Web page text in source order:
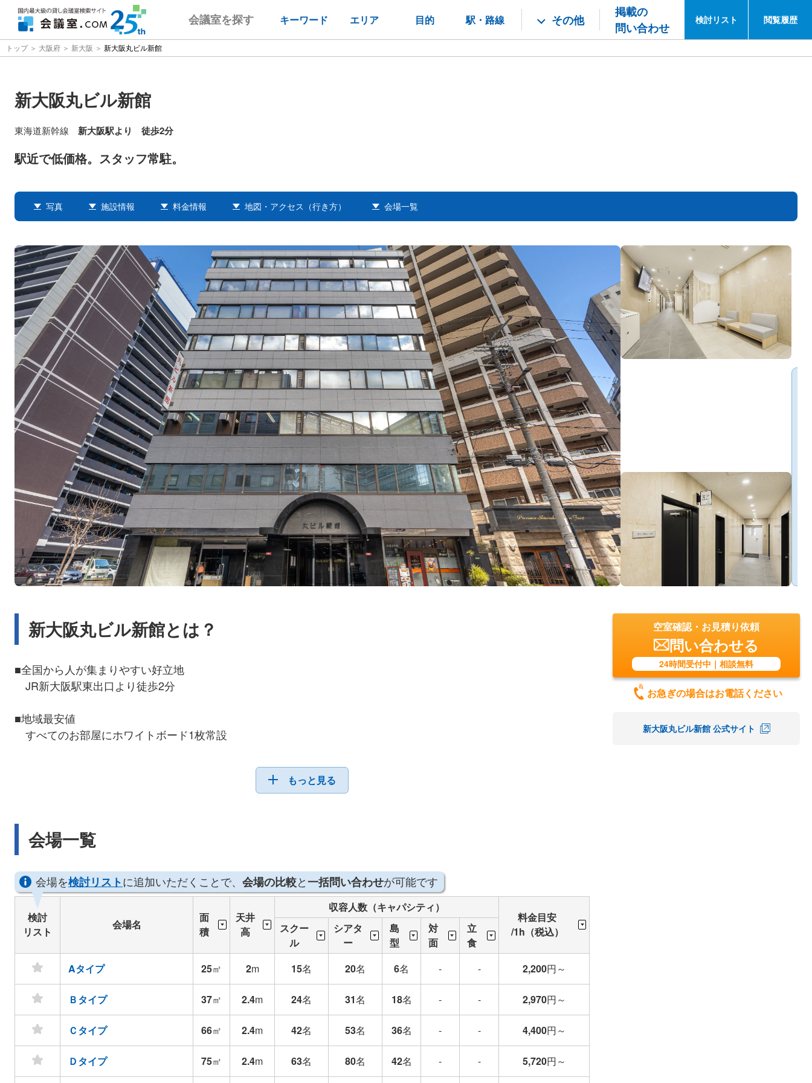
会議室を探す キーワード エリア 目的 駅・路線 その他
掲載の
問い合わせ
検討リスト 閲覧履歴
トップ 大阪府 新大阪 新大阪丸ビル新館
新大阪丸ビル新館
東海道新幹線 新大阪駅より 徒歩2分
駅近で低価格。スタッフ常駐。
写真 施設情報 料金情報 地図・アクセス（行き方） 会場一覧
新大阪丸ビル新館とは？
■全国から人が集まりやすい好立地
JR新大阪駅東出口より徒歩2分
■地域最安値
すべてのお部屋にホワイトボード1枚常設
7タイプ32会場をご用意。小会議から説明会まであらゆる催事に対応可能
当日備品追加等もすぐに対応可能
もっと見る
会場一覧
会場を検討リストに追加いただくことで、 会場の比較と一括問い合わせが可能です
検討
リスト
会場名
面
積
天井
高
収容人数（キャパシティ）
料金目安
/1h（税込）
スクー
ル
シアタ
ー
島
型
対
面
立
食
Aタイプ
25㎡ 2m 15名 20名 6名 - - 2,200円～
Ｂタイプ 37㎡ 2.4m 24名 31名 18名 - - 2,970円～
Ｃタイプ 66㎡ 2.4m 42名 53名 36名 - - 4,400円～
Ｄタイプ 75㎡ 2.4m 63名 80名 42名 - - 5,720円～
空室確認・お見積り依頼
問い合わせる
24時間受付中｜相談無料
お急ぎの場合はお電話ください
新大阪丸ビル新館 公式サイト